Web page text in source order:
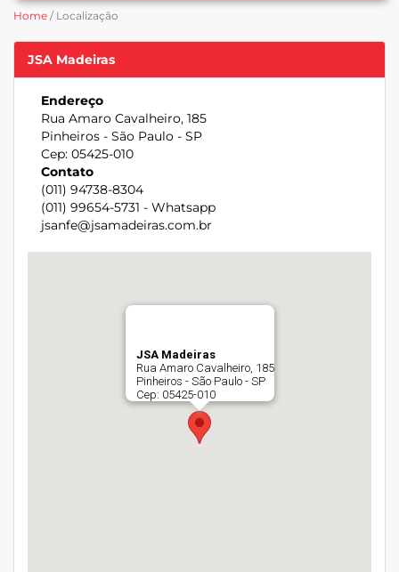
Home / Localização
JSA Madeiras
Endereço
Rua Amaro Cavalheiro, 185
Pinheiros - São Paulo - SP
Cep: 05425-010
Contato
(011) 94738-8304
(011) 99654-5731 - Whatsapp
jsanfe@jsamadeiras.com.br
JSA Madeiras
Rua Amaro Cavalheiro, 185
Pinheiros - São Paulo - SP
Cep: 05425-010